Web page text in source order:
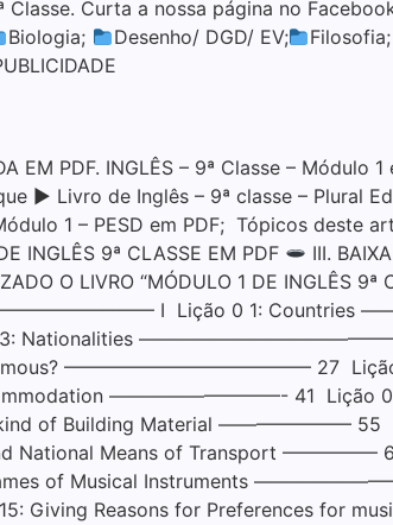
Classe. Curta a nossa página no
Biologia; Desenho/ DGD/ EV; Filosofia;
EM PDF. INGLÊS – 9ª Classe –
▶ Livro de Inglês – 9ª classe – Plural
1 – PESD em PDF; Tópicos deste
INGLÊS 9ª CLASSE EM PDF
III.
O LIVRO “MÓDULO 1 DE INGLÊS
I Lição 0 1:
————————————————
————————————— 27 Lição 06:
—————————- 41 Lição 08:
Building Material ——————— 55
Means of Transport ————— 67
of Musical Instruments
Giving Reasons for Preferences for